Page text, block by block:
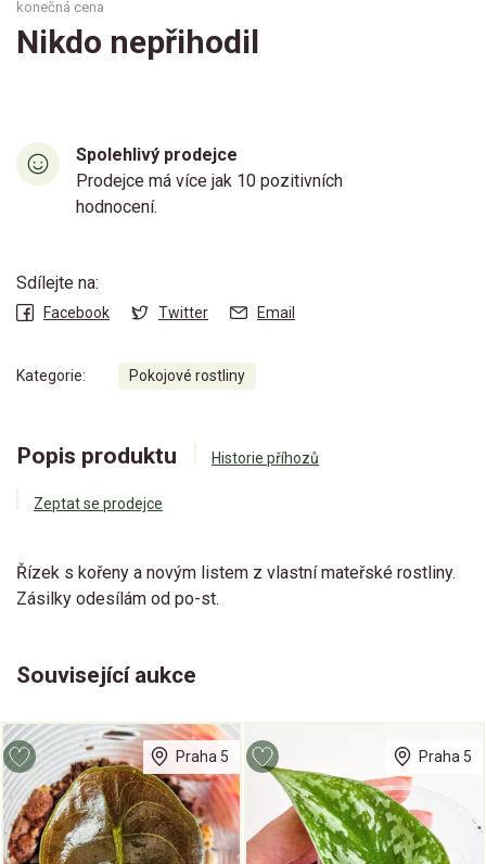
konečná cena
Nikdo nepřihodil
Spolehlivý prodejce
Prodejce má více jak 10 pozitivních
hodnocení.
Sdílejte na:
Facebook Twitter Email
Kategorie: Pokojové rostliny
Popis produktu Historie příhozů
Zeptat se prodejce
Řízek s kořeny a novým listem z vlastní mateřské rostliny.
Zásilky odesílám od po-st.
Související aukce
Praha 5 Praha 5